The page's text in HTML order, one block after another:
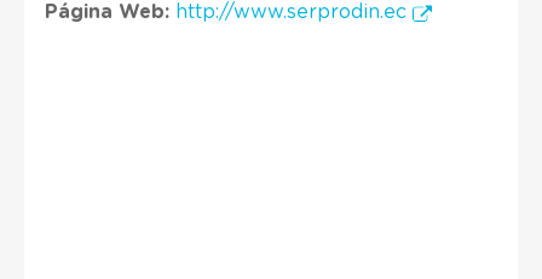
Página Web: http://www.serprodin.ec